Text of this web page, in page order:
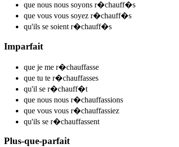
que nous nous soyons r�chauff�s
que vous vous soyez r�chauff�s
qu'ils se soient r�chauff�s
Imparfait
que je me r�chauffasse
que tu te r�chauffasses
qu'il se r�chauff�t
que nous nous r�chauffassions
que vous vous r�chauffassiez
qu'ils se r�chauffassent
Plus-que-parfait